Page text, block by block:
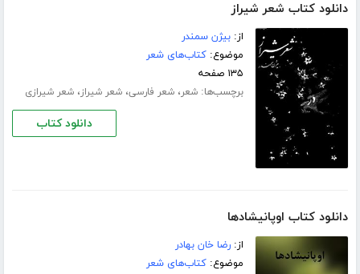
دانلود کتاب شعر شیراز
از:بیژن سمندر
موضوع:کتاب‌های شعر
۱۳۵ صفحه
برچسب‌ها:شعر،شعر فارسی،شعر شیراز،شعر شیرازی
دانلود کتاب
دانلود کتاب اوپانیشادها
از:رضا خان بهادر
موضوع:کتاب‌های شعر